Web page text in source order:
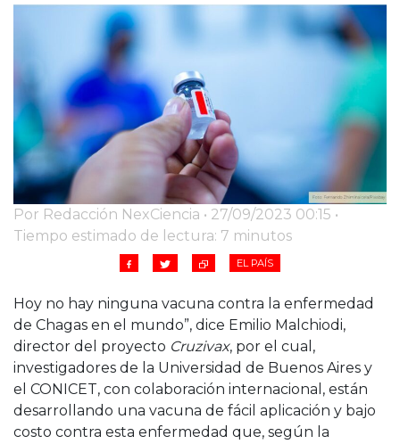
Por Redacción NexCiencia • 27/09/2023 00:15 •
Tiempo estimado de lectura: 7 minutos
EL PAÍS
Hoy no hay ninguna vacuna contra la enfermedad
de Chagas en el mundo”, dice Emilio Malchiodi,
director del proyecto Cruzivax, por el cual,
investigadores de la Universidad de Buenos Aires y
el CONICET, con colaboración internacional, están
desarrollando una vacuna de fácil aplicación y bajo
costo contra esta enfermedad que, según la